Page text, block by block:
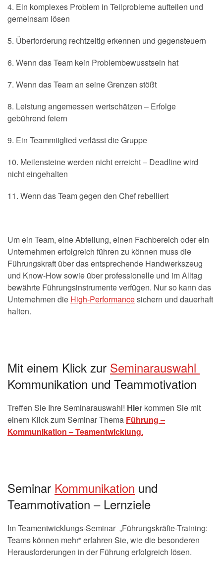
4. Ein komplexes Problem in Teilprobleme aufteilen und
gemeinsam lösen
5. Überforderung rechtzeitig erkennen und gegensteuern
6. Wenn das Team kein Problembewusstsein hat
7. Wenn das Team an seine Grenzen stößt
8. Leistung angemessen wertschätzen – Erfolge
gebührend feiern
9. Ein Teammitglied verlässt die Gruppe
10. Meilensteine werden nicht erreicht – Deadline wird
nicht eingehalten
11. Wenn das Team gegen den Chef rebelliert
Um ein Team, eine Abteilung, einen Fachbereich oder ein
Unternehmen erfolgreich führen zu können muss die
Führungskraft über das entsprechende Handwerkszeug
und Know-How sowie über professionelle und im Alltag
bewährte Führungsinstrumente verfügen. Nur so kann das
Unternehmen die High-Performancesichern und dauerhaft
halten.
Mit einem Klick zur Seminarauswahl
Kommunikation und Teammotivation
Treffen Sie Ihre Seminarauswahl! Hier kommen Sie mit
einem Klick zum Seminar Thema Führung –
Kommunikation – Teamentwicklung.
Seminar Kommunikation und
Teammotivation – Lernziele
Im Teamentwicklungs-Seminar „Führungskräfte-Training:
Teams können mehr“ erfahren Sie, wie die besonderen
Herausforderungen in der Führung erfolgreich lösen.